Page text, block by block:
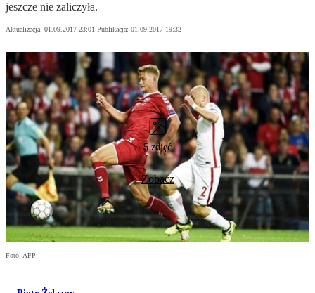
jeszcze nie zaliczyła.
Aktualizacja: 01.09.2017 23:01 Publikacja: 01.09.2017 19:32
5 zdjęć
Zobacz
Foto: AFP